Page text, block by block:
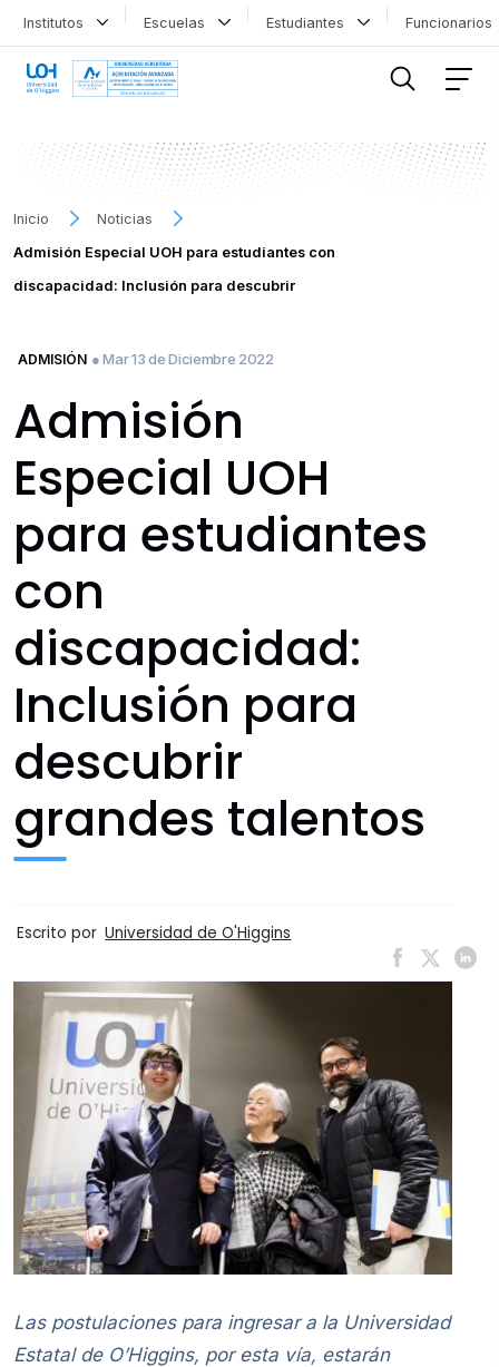
Institutos Escuelas Estudiantes
Inicio
Noticias
Admisión Especial UOH para estudiantes con
discapacidad: Inclusión para descubrir
ADMISIÓN ● Mar 13 de Diciembre 2022
Admisión
Especial UOH
para estudiantes
con
discapacidad:
Inclusión para
descubrir
grandes talentos
Escrito por Universidad de O'Higgins
Las postulaciones para ingresar a la Universidad
Estatal de O’Higgins, por esta vía, estarán